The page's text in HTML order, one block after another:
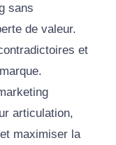
sans
de valeur.
et
articulation,
maximiser la